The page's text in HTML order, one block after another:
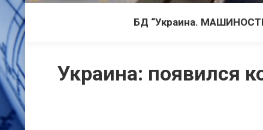
БД “Украина.
Украина: появился